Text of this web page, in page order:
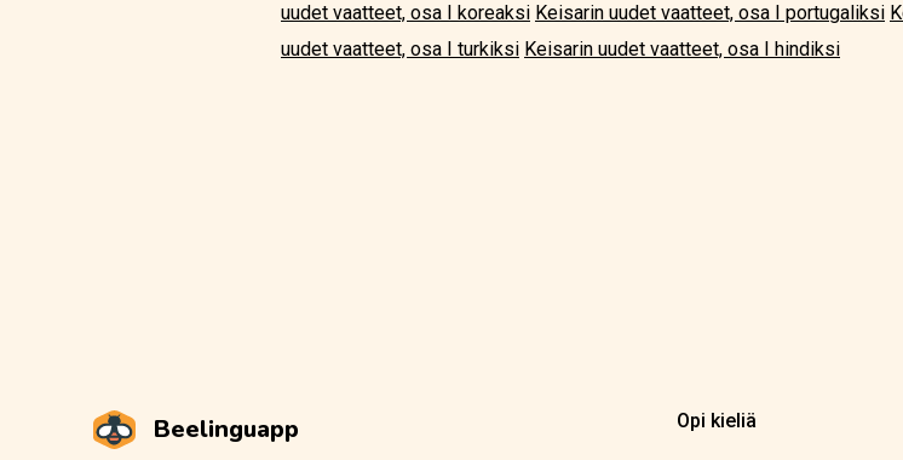
uudet vaatteet, osa I koreaksi Keisarin uudet vaatteet, osa I portugaliksi
uudet vaatteet, osa I turkiksi Keisarin uudet vaatteet, osa I hindiksi
Beelinguapp Opi kieliä